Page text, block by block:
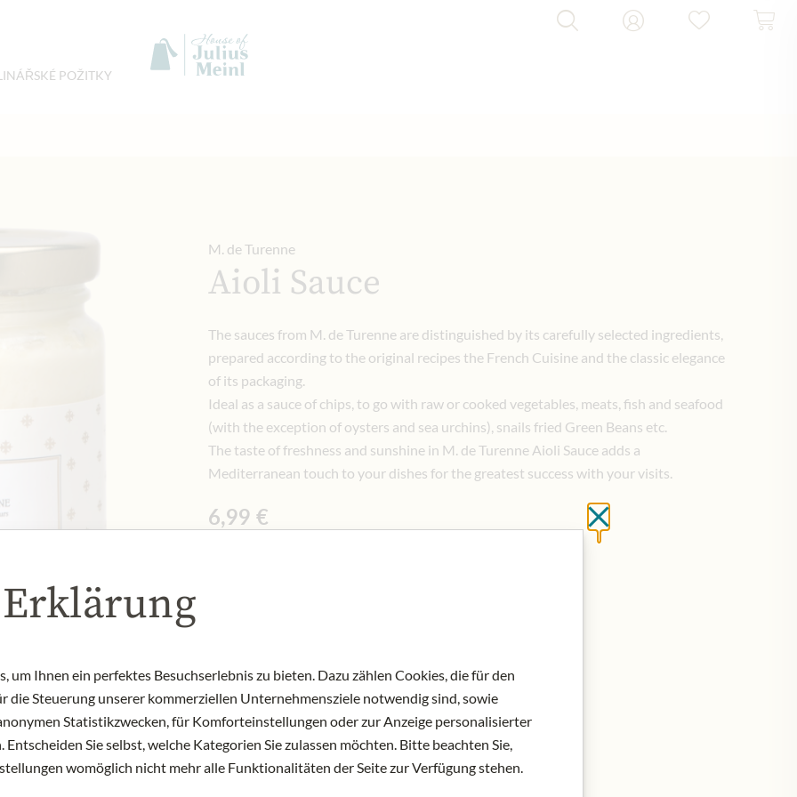
POŽITKY
M. de Turenne
Aioli Sauce
The sauces from M. de Turenne are distinguished by its carefully selected ingredients,
prepared according to the original recipes the French Cuisine and the classic elegance
of its packaging.
Ideal as a sauce of chips, to go with raw or cooked vegetables, meats, fish and seafood
(with the exception of oysters and sea urchins), snails fried Green Beans etc.
The taste of freshness and sunshine in M. de Turenne Aioli Sauce adds a
Mediterranean touch to your dishes for the greatest success with your visits.
6,99 €
NYNÍ SKLADEM
Art.Nr.: 315303#1.000
Close without saving
um Ihnen ein perfektes Besuchserlebnis zu bieten. Dazu zählen Cookies, die für den
die Steuerung unserer kommerziellen Unternehmensziele notwendig sind, sowie
Statistikzwecken, für Komforteinstellungen oder zur Anzeige personalisierter
Sie selbst, welche Kategorien Sie zulassen möchten. Bitte beachten Sie,
womöglich nicht mehr alle Funktionalitäten der Seite zur Verfügung stehen.